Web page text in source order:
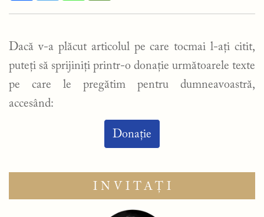
Dacă v-a plăcut articolul pe care tocmai l-ați citit,
puteți să sprijiniți printr-o donație următoarele texte
pe care le pregătim pentru dumneavoastră,
accesând:
Donație
INVITAȚI